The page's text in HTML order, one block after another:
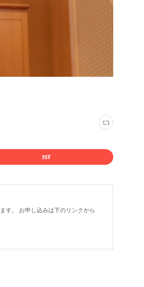
す。 お申し込みは下のリンクから